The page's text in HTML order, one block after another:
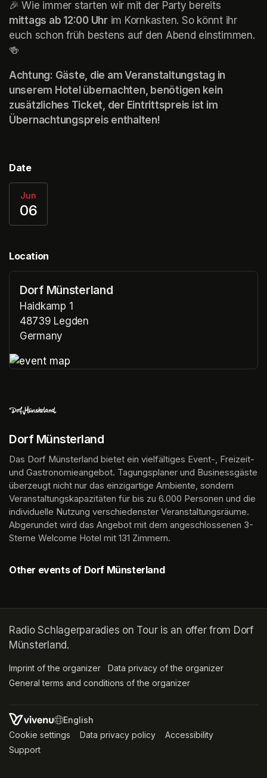
mittags ab 12:00 Uhr im Kornkasten. So könnt ihr
euch schon früh bestens auf den Abend einstimmen.
🍻
Achtung: Gäste, die am Veranstaltungstag in
unserem Hotel übernachten, benötigen kein
zusätzliches Ticket, der Eintrittspreis ist im
Übernachtungspreis enthalten!
Date
Jun
06
Location
Dorf Münsterland
Haidkamp 1
48739 Legden
Germany
Dorf Münsterland
Das Dorf Münsterland bietet ein vielfältiges Event-, Freizeit-
und Gastronomieangebot. Tagungsplaner und Businessgäste
überzeugt nicht nur das einzigartige Ambiente, sondern
Veranstaltungskapazitäten für bis zu 6.000 Personen und die
individuelle Nutzung verschiedenster Veranstaltungsräume.
Abgerundet wird das Angebot mit dem angeschlossenen 3-
Sterne Welcome Hotel mit 131 Zimmern.
Other events of Dorf Münsterland
Radio Schlagerparadies on Tour is an offer from Dorf
Münsterland.
Imprint of the organizer (opens in a new tab)
Data privacy of the organizer
General terms and conditions of the organizer
SWITCH LANGUAGE
Cookie settings (opens in a new tab)
Data privacy policy (opens in a new tab)
Accessibility
Support